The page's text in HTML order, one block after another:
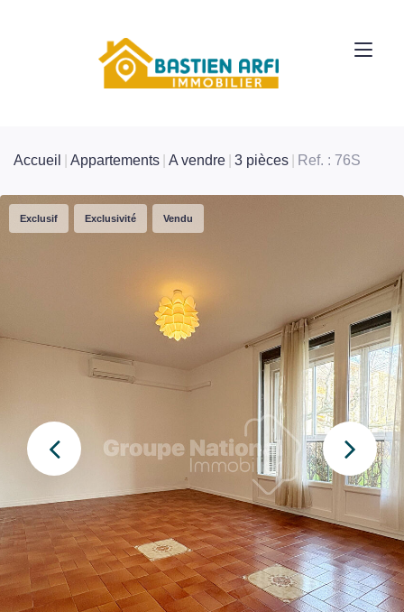
Accueil Appartements A vendre 3 pièces Ref. : 76S
Exclusif Exclusivité Vendu